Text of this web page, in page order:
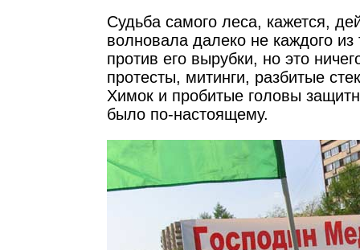
Судьба самого леса, кажется,
волновала далеко не каждого из
против его вырубки, но это
протесты, митинги, разбитые
Химок и пробитые головы
было по-настоящему.